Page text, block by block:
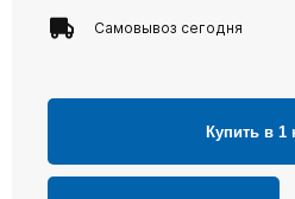
Самовывоз сегодня
Купить в 1